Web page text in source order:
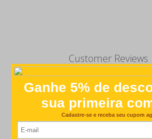
Customer Reviews
4.8 Based on 29